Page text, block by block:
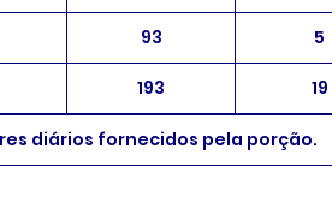
93 5
193 19
diários fornecidos pela porção.